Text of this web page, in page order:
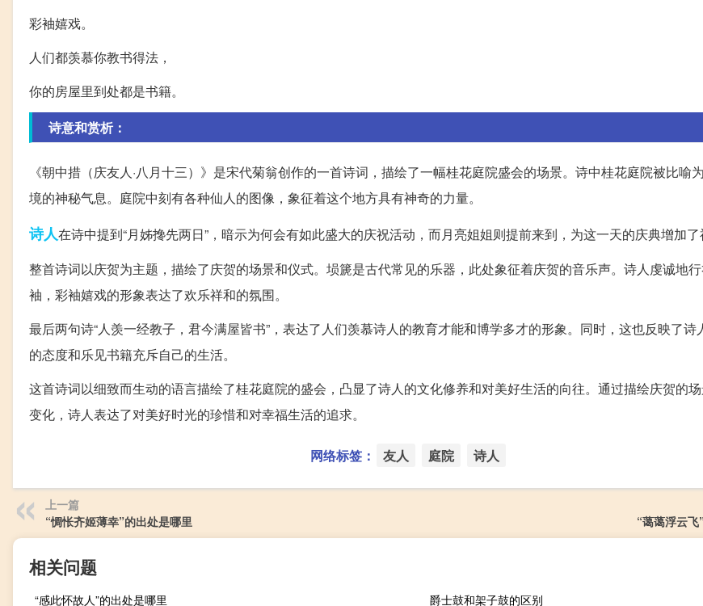
彩袖嬉戏。
人们都羡慕你教书得法，
你的房屋里到处都是书籍。
诗意和赏析：
《朝中措（庆友人·八月十三）》是宋代菊翁创作的一首诗词，描绘了一幅桂花庭院盛会的场景。诗中桂花庭院被比喻
境的神秘气息。庭院中刻有各种仙人的图像，象征着这个地方具有神奇的力量。
诗人在诗中提到“月姊搀先两日”，暗示为何会有如此盛大的庆祝活动，而月亮姐姐则提前来到，为这一天的庆典增加了
整首诗词以庆贺为主题，描绘了庆贺的场景和仪式。埙篪是古代常见的乐器，此处象征着庆贺的音乐声。诗人虔诚地
袖，彩袖嬉戏的形象表达了欢乐祥和的氛围。
最后两句诗“人羡一经教子，君今满屋皆书”，表达了人们羡慕诗人的教育才能和博学多才的形象。同时，这也反映了诗
的态度和乐见书籍充斥自己的生活。
这首诗词以细致而生动的语言描绘了桂花庭院的盛会，凸显了诗人的文化修养和对美好生活的向往。通过描绘庆贺的
变化，诗人表达了对美好时光的珍惜和对幸福生活的追求。
网络标签： 友人 庭院 诗人
上一篇
“惆怅齐姬薄幸”的出处是哪里
“蔼蔼浮云
相关问题
“感此怀故人”的出处是哪里 爵士鼓和架子鼓的区别